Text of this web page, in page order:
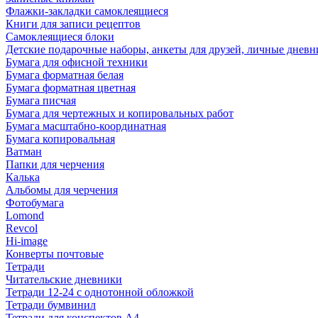
Флажки-закладки самоклеящиеся
Книги для записи рецептов
Самоклеящиеся блоки
Детские подарочные наборы, анкеты для друзей, личные
Бумага для офисной техники
Бумага форматная белая
Бумага форматная цветная
Бумага писчая
Бумага для чертежных и копировальных работ
Бумага масштабно-координатная
Бумага копировальная
Ватман
Папки для черчения
Калька
Альбомы для черчения
Фотобумага
Lomond
Revcol
Hi-image
Конверты почтовые
Тетради
Читательские дневники
Тетради 12-24 с однотонной обложкой
Тетради бумвинил